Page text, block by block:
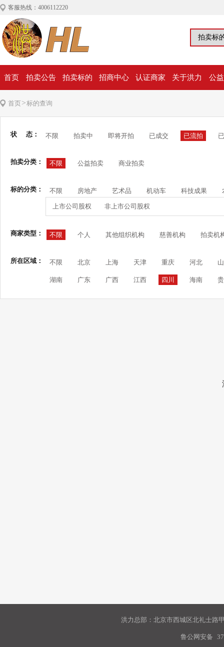
客服热线：4006112220
首页 拍卖公告 拍卖标的 招商中心 认证商家 关于洪力 公
首页>标的查询
状 态： 不限 拍卖中 即将开拍 已成交 已流拍
拍卖分类： 不限 公益拍卖 商业拍卖
标的分类： 不限 房地产 艺术品 机动车 科技成果
上市公司股权 非上市公司股权
商家类型： 不限 个人 其他组织机构 慈善机构 拍卖机
所在区域： 不限 北京 上海 天津 重庆 河北
湖南 广东 广西 江西 四川 海南
洪力总部：北京市西城区北礼士路
鲁公网安备